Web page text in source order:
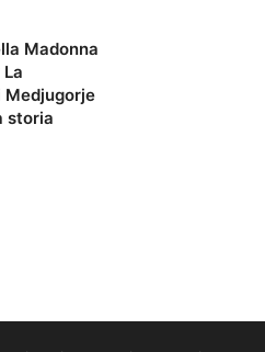
Madonna
Medjugorje
storia